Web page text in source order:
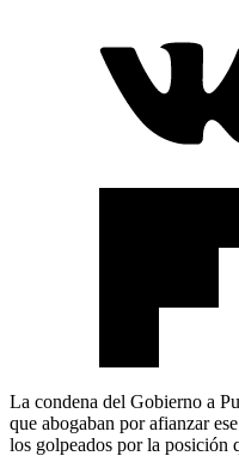
La condena del Gobierno a
que abogaban por afianzar
los golpeados por la posición